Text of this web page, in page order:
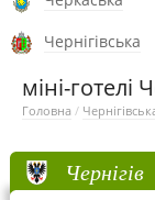
Чернігівська
міні-готелі
Головна /
Чернігів